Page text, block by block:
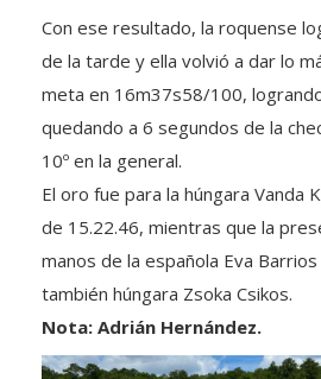
Con ese resultado, la roquense
de la tarde y ella volvió a dar lo
meta en 16m37s58/100,
quedando a 6 segundos de la
10º en la general.
El oro fue para la húngara Vanda
de 15.22.46, mientras que la
manos de la española Eva
también húngara Zsoka Csikos.
Nota: Adrián Hernández.